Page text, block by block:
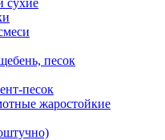
сухие
песок
песок
жаростойкие